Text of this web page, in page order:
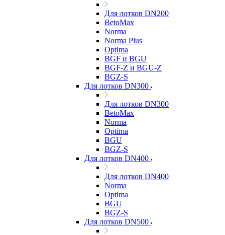
Для лотков DN200
BetoMax
Norma
Norma Plus
Optima
BGF и BGU
BGF-Z и BGU-Z
BGZ-S
Для лотков DN300
Для лотков DN300
BetoMax
Norma
Optima
BGU
BGZ-S
Для лотков DN400
Для лотков DN400
Norma
Optima
BGU
BGZ-S
Для лотков DN500